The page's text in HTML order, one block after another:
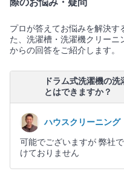
プロが答えてお悩みを解決す
た、洗濯槽・洗濯機クリーニ
からの回答をご紹介します。
ドラム式洗濯機の
とはできますか？
ハウスクリーニン
可能でございますが 弊社
けておりません